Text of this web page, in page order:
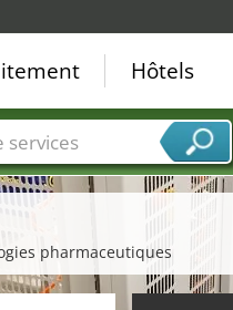
pharmaceutiques
Hôtels
services